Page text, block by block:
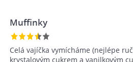
Muffinky
Celá vajíčka vymícháme (nejlépe
krystalovým cukrem a vanilkovým